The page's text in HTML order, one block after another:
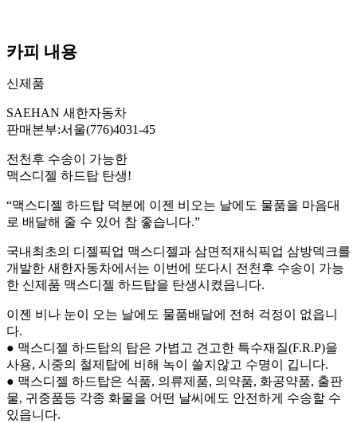
카피 내용
신제품
SAEHAN 새한자동차
판매본부:서울(776)4031-45
전천후 수송이 가능한
맥스디젤 하드탑 탄생!
“맥스디젤 하드탑 덕분에 이젠 비오는 날에도 물품을 마음대
로 배달해 줄 수 있어 참 좋습니다.”
국내최초의 디젤픽업 맥스디젤과 삼면적재식픽업 삼방덱크를
개발한 새한자동차에서는 이번에 또다시 전천후 수송이 가능
한 신제품 맥스디젤 하드탑을 탄생시켰읍니다.
이젠 비나 눈이 오는 날에도 물품배달에 전혀 걱정이 없읍니
다.
● 맥스디젤 하드탑의 탑은 가볍고 견고한 특수재질(F.R.P)을
사용, 시중의 철제탑에 비해 녹이 쓸지않고 수명이 깁니다.
● 맥스디젤 하드탑은 식품, 의류제품, 의약품, 화공약품, 출판
물, 귀중품등 각종 화물을 어떤 날씨에도 안전하게 수송할 수
있읍니다.